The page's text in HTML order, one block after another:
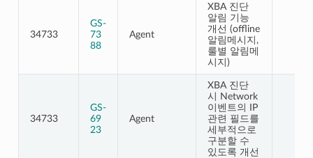
34733
GS-
73
88
Agent
XBA 진단
알림 기능
개선 (offline
알림메시지,
룰별 알림메
시지)
34733
GS-
69
23
Agent
XBA 진단
시 Network
이벤트의 IP
관련 필드를
세부적으로
구분할 수
있도록 개선